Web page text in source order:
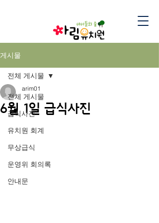
게시물
전체 게시물
급식사진
유치원 회계
무상급식
운영위 회의록
안내문
전체 게시물
6월 1일 급식사진
arim01